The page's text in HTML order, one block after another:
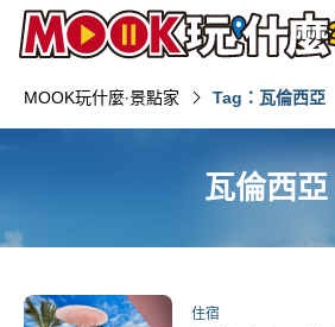
MOOK玩什麼‧景點家 Tag：瓦倫西亞
瓦倫西亞
住宿